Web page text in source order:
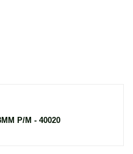
P/M - 40020